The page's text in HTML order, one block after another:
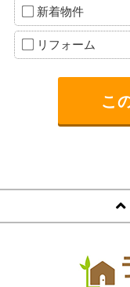
新着物件
リフォーム